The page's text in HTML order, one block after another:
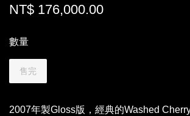
NT$ 176,000.00
數量
售完
2007年製Gloss版，經典的Washed